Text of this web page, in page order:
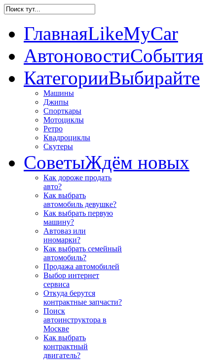
ГлавнаяLikeMyCar
АвтоновостиСобытия
КатегорииВыбирайте
Машины
Джипы
Спорткары
Мотоциклы
Ретро
Квадроциклы
Скутеры
СоветыЖдём новых
Как дороже продать
авто?
Как выбрать
автомобиль девушке?
Как выбрать первую
машину?
Автоваз или
иномарки?
Как выбрать семейный
автомобиль?
Продажа автомобилей
Выбор интернет
сервиса
Откуда берутся
контрактные запчасти?
Поиск
автоинструктора в
Москве
Как выбрать
контрактный
двигатель?